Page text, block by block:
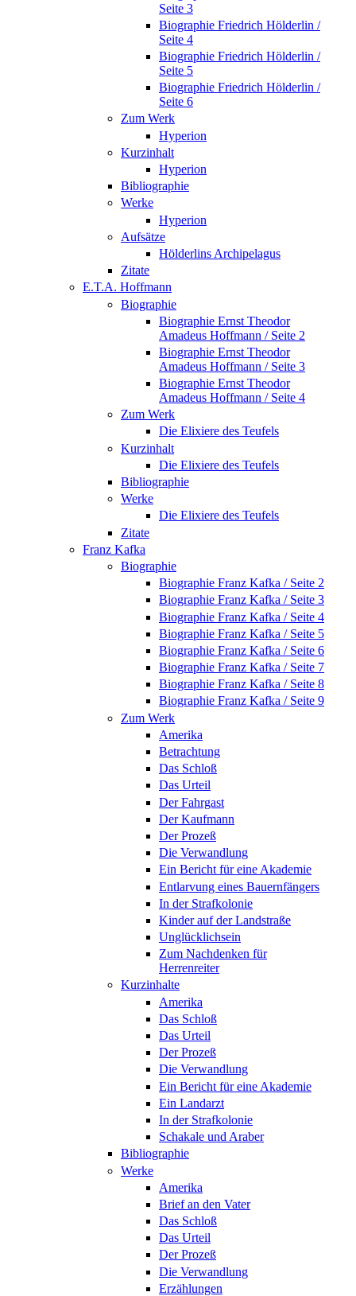
Seite 3
Biographie Friedrich Hölderlin /
Seite 4
Biographie Friedrich Hölderlin /
Seite 5
Biographie Friedrich Hölderlin /
Seite 6
Zum Werk
Hyperion
Kurzinhalt
Hyperion
Bibliographie
Werke
Hyperion
Aufsätze
Hölderlins Archipelagus
Zitate
E.T.A. Hoffmann
Biographie
Biographie Ernst Theodor
Amadeus Hoffmann / Seite 2
Biographie Ernst Theodor
Amadeus Hoffmann / Seite 3
Biographie Ernst Theodor
Amadeus Hoffmann / Seite 4
Zum Werk
Die Elixiere des Teufels
Kurzinhalt
Die Elixiere des Teufels
Bibliographie
Werke
Die Elixiere des Teufels
Zitate
Franz Kafka
Biographie
Biographie Franz Kafka / Seite 2
Biographie Franz Kafka / Seite 3
Biographie Franz Kafka / Seite 4
Biographie Franz Kafka / Seite 5
Biographie Franz Kafka / Seite 6
Biographie Franz Kafka / Seite 7
Biographie Franz Kafka / Seite 8
Biographie Franz Kafka / Seite 9
Zum Werk
Amerika
Betrachtung
Das Schloß
Das Urteil
Der Fahrgast
Der Kaufmann
Der Prozeß
Die Verwandlung
Ein Bericht für eine Akademie
Entlarvung eines Bauernfängers
In der Strafkolonie
Kinder auf der Landstraße
Unglücklichsein
Zum Nachdenken für
Herrenreiter
Kurzinhalte
Amerika
Das Schloß
Das Urteil
Der Prozeß
Die Verwandlung
Ein Bericht für eine Akademie
Ein Landarzt
In der Strafkolonie
Schakale und Araber
Bibliographie
Werke
Amerika
Brief an den Vater
Das Schloß
Das Urteil
Der Prozeß
Die Verwandlung
Erzählungen